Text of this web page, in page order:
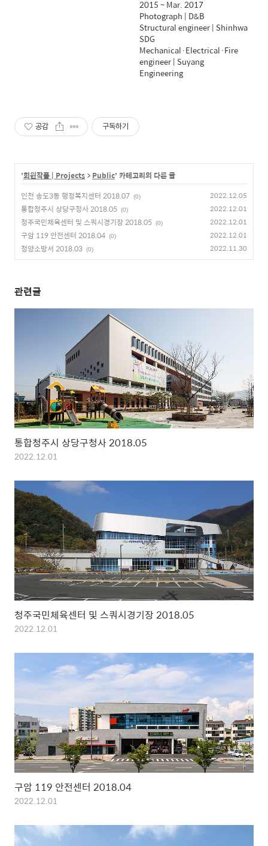
2015 ~ Mar. 2017
Photograph | D&B
Structural engineer | Shinhwa
SDG
Mechanical·Electrical·Fire
engineer | Suyang
Engineering
공감 구독하기
'회원작품 | Projects > Public' 카테고리의 다른 글
인천 송도3동 행정복지센터 2018.07 (0) 2022.12.05
통합청주시 상당구청사 2018.05 (0) 2022.12.01
청주국민체육센터 및 스쿼시경기장 2018.05 (0) 2022.12.01
구암 119 안전센터 2018.04 (0) 2022.12.01
청양소방서 2018.03 (0) 2022.11.30
관련글
통합청주시 상당구청사 2018.05
2022.12.01
청주국민체육센터 및 스쿼시경기장 2018.05
2022.12.01
구암 119 안전센터 2018.04
2022.12.01